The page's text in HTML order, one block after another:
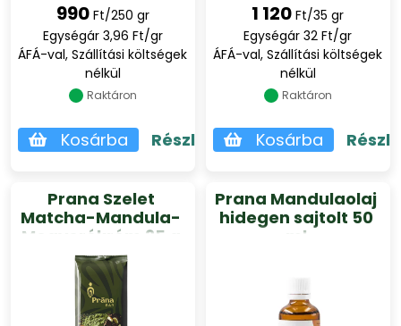
990 Ft/250 gr
Egységár 3,96 Ft/gr
ÁFÁ-val, Szállítási költségek
nélkül
Raktáron
Kosárba Részletek
1 120 Ft/35 gr
Egységár 32 Ft/gr
ÁFÁ-val, Szállítási költségek
nélkül
Raktáron
Kosárba
Prana Szelet
Matcha-Mandula-
Mogyorókrém 35 g
(gluténmentes)
Prana Mandulaolaj
hidegen sajtolt 50
ml